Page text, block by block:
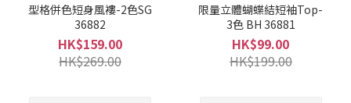
型格併色短身風褸-2色SG
36882
HK$159.00
HK$269.00
限量立體蝴蝶結短袖Top-
3色 BH 36881
HK$99.00
HK$199.00